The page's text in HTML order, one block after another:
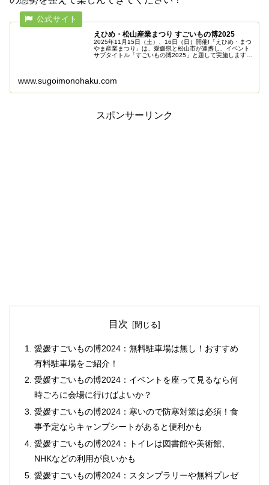
えひめ・松山産業まつり すごいもの博2025
2025年11月15日（土）、16日（日）開催!「えひめ・まつ
やま産業まつり」は、愛媛県と松山市が連携し、イベント
サブタイトル「すごいもの博2025」と題して実施します。
www.sugoimonohaku.com
スポンサーリンク
目次
愛媛すごいもの博2024：無料駐車場は無し！おすすめ
有料駐車場をご紹介！
愛媛すごいもの博2024：イベントを座って見るなら何
時ごろに会場に行けばよいか？
愛媛すごいもの博2024：寒いので防寒対策は必須！食
事予定ならキャンプシートがあると便利かも
愛媛すごいもの博2024：トイレは図書館や美術館、
NHKなどの利用が良いかも
愛媛すごいもの博2024：スタンプラリーや無料プレゼ